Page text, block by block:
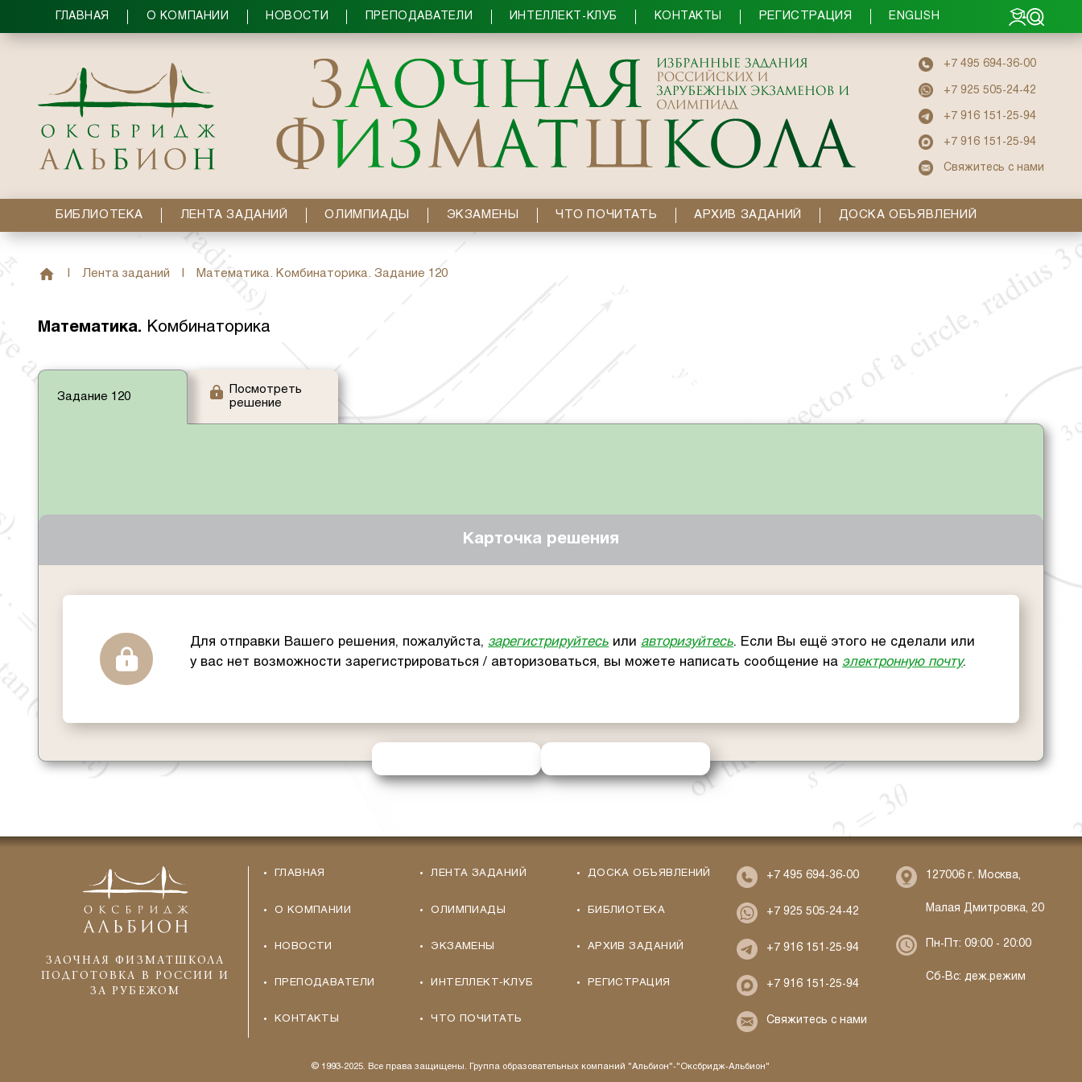
ГЛАВНАЯ О КОМПАНИИ НОВОСТИ ПРЕПОДАВАТЕЛИ ИНТЕЛЛЕКТ-КЛУБ КОНТАКТЫ РЕГИСТРАЦИЯ ENGLISH
+7 495 694-36-00
+7 925 505-24-42
+7 916 151-25-94
+7 916 151-25-94
Свяжитесь с нами
БИБЛИОТЕКА ЛЕНТА ЗАДАНИЙ ОЛИМПИАДЫ ЭКЗАМЕНЫ ЧТО ПОЧИТАТЬ АРХИВ ЗАДАНИЙ ДОСКА ОБЪЯВЛЕНИЙ
Лента заданий Математика. Комбинаторика. Задание 120
Математика. Комбинаторика
Задание 120
Посмотреть
решение
Карточка решения
Для отправки Вашего решения, пожалуйста, зарегистрируйтесь или авторизуйтесь. Если Вы ещё этого не сделали или
у вас нет возможности зарегистрироваться / авторизоваться, вы можете написать сообщение на электронную почту.
ЗАОЧНАЯ ФИЗМАТШКОЛА
ПОДГОТОВКА В РОССИИ И
ЗА РУБЕЖОМ
ГЛАВНАЯ
О КОМПАНИИ
НОВОСТИ
ПРЕПОДАВАТЕЛИ
КОНТАКТЫ
ЛЕНТА ЗАДАНИЙ
ОЛИМПИАДЫ
ЭКЗАМЕНЫ
ИНТЕЛЛЕКТ-КЛУБ
ЧТО ПОЧИТАТЬ
ДОСКА ОБЪЯВЛЕНИЙ
БИБЛИОТЕКА
АРХИВ ЗАДАНИЙ
РЕГИСТРАЦИЯ
+7 495 694-36-00
+7 925 505-24-42
+7 916 151-25-94
+7 916 151-25-94
Свяжитесь с нами
127006 г. Москва,
Малая Дмитровка, 20
Пн-Пт: 09:00 - 20:00
Сб-Вс: деж.режим
© 1993-2025. Все права защищены. Группа образовательных компаний "Альбион"-"Оксбридж-Альбион"